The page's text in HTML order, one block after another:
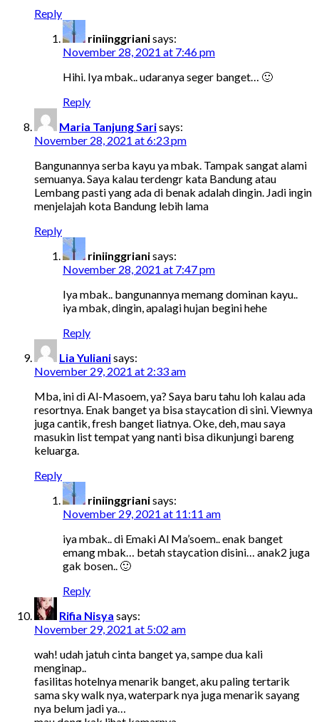
Reply
riniinggrianisays:
November 28, 2021 at 7:46 pm
Hihi. Iya mbak.. udaranya seger banget… 🙂
Reply
Maria Tanjung Sarisays:
November 28, 2021 at 6:23 pm
Bangunannya serba kayu ya mbak. Tampak sangat alami
semuanya. Saya kalau terdengr kata Bandung atau
Lembang pasti yang ada di benak adalah dingin. Jadi ingin
menjelajah kota Bandung lebih lama
Reply
riniinggrianisays:
November 28, 2021 at 7:47 pm
Iya mbak.. bangunannya memang dominan kayu..
iya mbak, dingin, apalagi hujan begini hehe
Reply
Lia Yulianisays:
November 29, 2021 at 2:33 am
Mba, ini di Al-Masoem, ya? Saya baru tahu loh kalau ada
resortnya. Enak banget ya bisa staycation di sini. Viewnya
juga cantik, fresh banget liatnya. Oke, deh, mau saya
masukin list tempat yang nanti bisa dikunjungi bareng
keluarga.
Reply
riniinggrianisays:
November 29, 2021 at 11:11 am
iya mbak.. di Emaki Al Ma’soem.. enak banget
emang mbak… betah staycation disini… anak2 juga
gak bosen.. 🙂
Reply
Rifia Nisya says:
November 29, 2021 at 5:02 am
wah! udah jatuh cinta banget ya, sampe dua kali
menginap..
fasilitas hotelnya menarik banget, aku paling tertarik
sama sky walk nya, waterpark nya juga menarik sayang
nya belum jadi ya…